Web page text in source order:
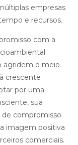
empresas
e recursos.
com a
agridem o meio
crescente
por uma
sua
compromisso
imagem positiva
comerciais.